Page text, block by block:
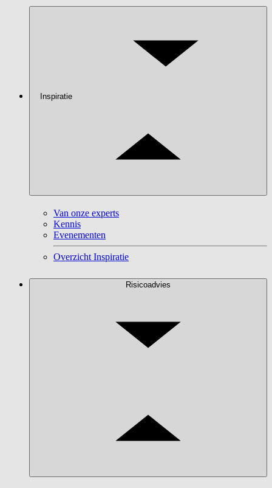
Inspiratie
Van onze experts
Kennis
Evenementen
Overzicht Inspiratie
Risicoadvies